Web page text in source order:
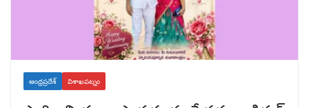
ఆంధ్రప్రదేశ్ విశాఖపట్నం